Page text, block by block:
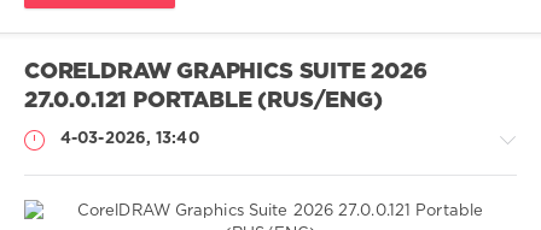
CORELDRAW GRAPHICS SUITE 2026
27.0.0.121 PORTABLE (RUS/ENG)
4-03-2026, 13:40